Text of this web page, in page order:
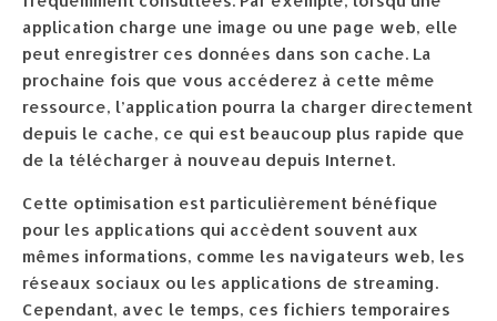
application charge une image ou une page web, elle
peut enregistrer ces données dans son cache. La
prochaine fois que vous accéderez à cette même
ressource, l’application pourra la charger directement
depuis le cache, ce qui est beaucoup plus rapide que
de la télécharger à nouveau depuis Internet.
Cette optimisation est particulièrement bénéfique
pour les applications qui accèdent souvent aux
mêmes informations, comme les navigateurs web, les
réseaux sociaux ou les applications de streaming.
Cependant, avec le temps, ces fichiers temporaires